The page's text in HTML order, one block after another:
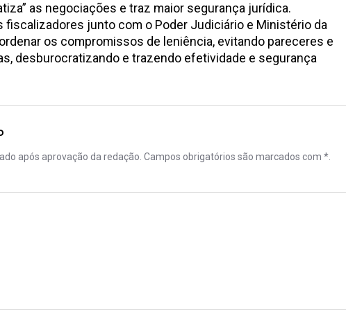
as negociações e traz maior segurança jurídica.
fiscalizadores junto com o Poder Judiciário e Ministério da
os compromissos de leniência, evitando pareceres e
desburocratizando e trazendo efetividade e segurança
após aprovação da redação. Campos obrigatórios são marcados com *.